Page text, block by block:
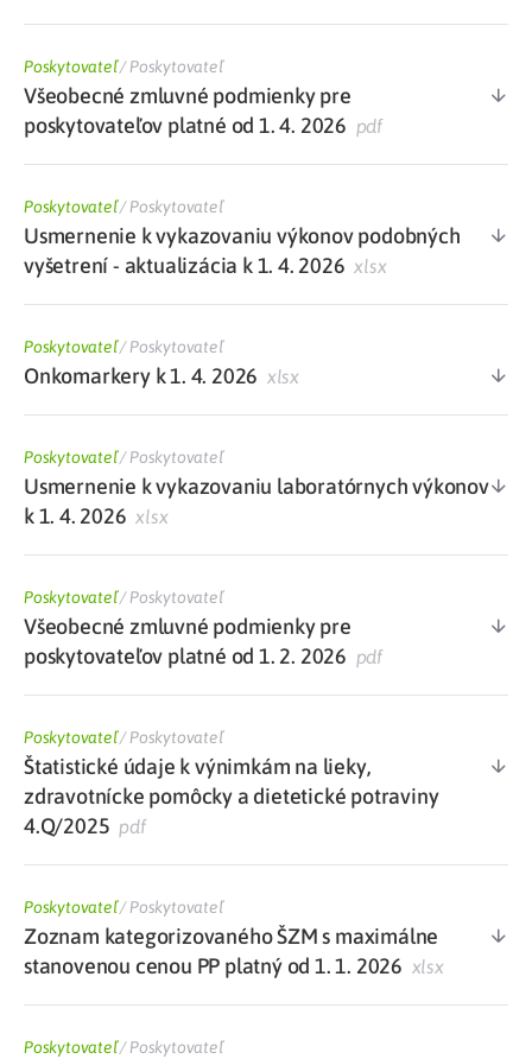
Poskytovateľ/Poskytovateľ
Všeobecné zmluvné podmienky pre
poskytovateľov platné od 1. 4. 2026 pdf
Poskytovateľ/Poskytovateľ
Usmernenie k vykazovaniu výkonov podobných
vyšetrení - aktualizácia k 1. 4. 2026 xlsx
Poskytovateľ/Poskytovateľ
Onkomarkery k 1. 4. 2026 xlsx
Poskytovateľ/Poskytovateľ
Usmernenie k vykazovaniu laboratórnych výkonov
k 1. 4. 2026 xlsx
Poskytovateľ/Poskytovateľ
Všeobecné zmluvné podmienky pre
poskytovateľov platné od 1. 2. 2026 pdf
Poskytovateľ/Poskytovateľ
Štatistické údaje k výnimkám na lieky,
zdravotnícke pomôcky a dietetické potraviny
4.Q/2025 pdf
Poskytovateľ/Poskytovateľ
Zoznam kategorizovaného ŠZM s maximálne
stanovenou cenou PP platný od 1. 1. 2026 xlsx
Poskytovateľ/Poskytovateľ